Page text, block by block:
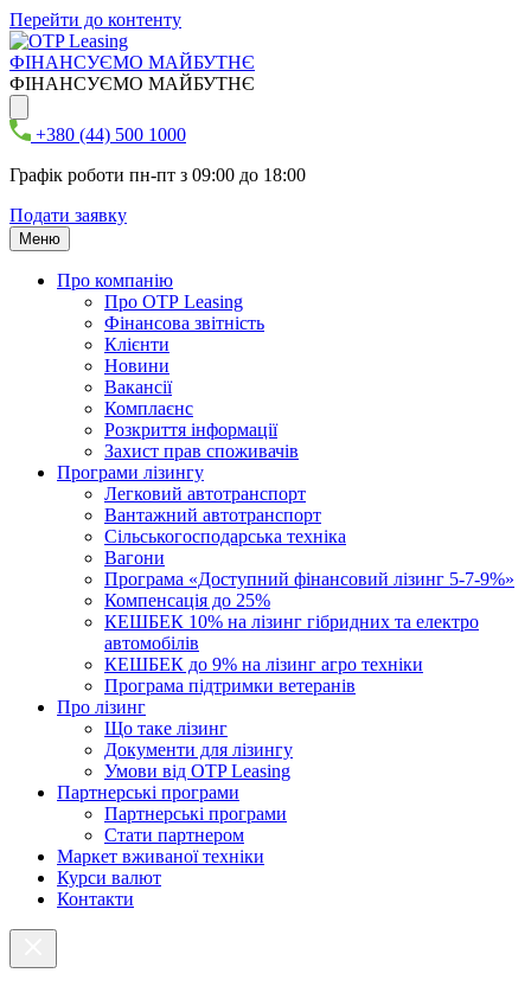
Перейти до контенту
ФІНАНСУЄМО МАЙБУТНЄ
ФІНАНСУЄМО МАЙБУТНЄ
+380 (44) 500 1000
Графік роботи пн-пт з 09:00 до 18:00
Подати заявку
Меню
Про компанію
Про ОТР Leasing
Фінансова звітність
Клієнти
Новини
Вакансії
Комплаєнс
Розкриття інформації
Захист прав споживачів
Програми лізингу
Легковий автотранспорт
Вантажний автотранспорт
Cільськогосподарська техніка
Вагони
Програма «Доступний фінансовий лізинг 5-7-9%»
Компенсація до 25%
КЕШБЕК 10% на лізинг гібридних та електро
автомобілів
КЕШБЕК до 9% на лізинг агро техніки
Програма підтримки ветеранів
Про лізинг
Що таке лізинг
Документи для лізингу
Умови від OTP Leasing
Партнерські програми
Партнерські програми
Стати партнером
Маркет вживаної техніки
Курси валют
Контакти